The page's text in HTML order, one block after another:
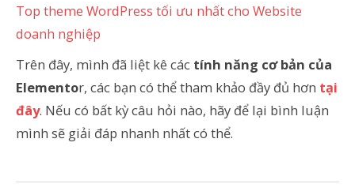
Top theme WordPress tối ưu nhất cho Website
doanh nghiệp
Trên đây, mình đã liệt kê các tính năng cơ bản của
Elementor, các bạn có thể tham khảo đầy đủ hơn tại
đây. Nếu có bất kỳ câu hỏi nào, hãy để lại bình luận
mình sẽ giải đáp nhanh nhất có thể.